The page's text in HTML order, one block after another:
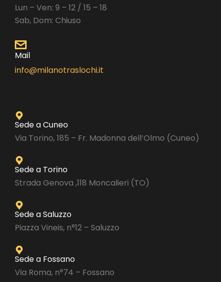
Lun – Ven: 9 – 12 / 15 – 18
Sab, Dom: Chiuso
Mail
info@milanotraslochi.it
Sede a Cuneo
Via Torino, 185 – Fr. Madonna dell’Olmo (Cuneo)
Sede a Torino
Strada Genova ,118 Moncalieri (TO)
Sede a Saluzzo
Piazza Vineis, n°12 – Saluzzo
Sede a Fossano
Via Roma, n°74 – Fossano